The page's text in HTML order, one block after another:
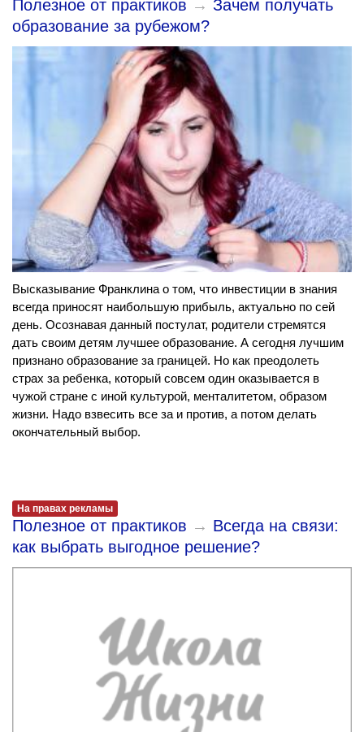
Полезное от практиков → Зачем получать
образование за рубежом?
Высказывание Франклина о том, что инвестиции в знания
всегда приносят наибольшую прибыль, актуально по сей
день. Осознавая данный постулат, родители стремятся
дать своим детям лучшее образование. А сегодня лучшим
признано образование за границей. Но как преодолеть
страх за ребенка, который совсем один оказывается в
чужой стране с иной культурой, менталитетом, образом
жизни. Надо взвесить все за и против, а потом делать
окончательный выбор.
На правах рекламы
Полезное от практиков → Всегда на связи:
как выбрать выгодное решение?